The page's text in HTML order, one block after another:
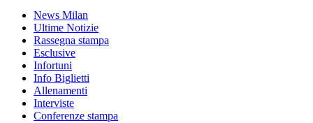
News Milan
Ultime Notizie
Rassegna stampa
Esclusive
Infortuni
Info Biglietti
Allenamenti
Interviste
Conferenze stampa